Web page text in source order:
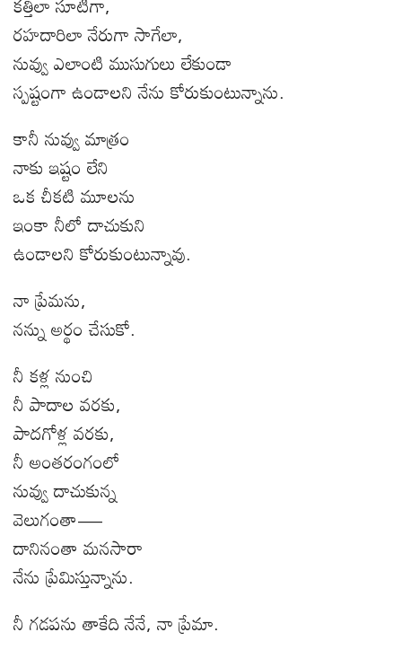
రహదారిలా నేరుగా సాగేలా,
నువ్వు ఎలాంటి ముసుగులు లేకుండా
స్పష్టంగా ఉండాలని నేను కోరుకుంటున్నాను.
కానీ నువ్వు మాత్రం
నాకు ఇష్టం లేని
ఒక చీకటి మూలను
ఇంకా నీలో దాచుకుని
ఉండాలని కోరుకుంటున్నావు.
నా ప్రేమను,
నన్ను అర్థం చేసుకో.
నీ కళ్ల నుంచి
నీ పాదాల వరకు,
పాదగోళ్ల వరకు,
నీ అంతరంగంలో
నువ్వు దాచుకున్న
వెలుగంతా—
దానినంతా మనసారా
నేను ప్రేమిస్తున్నాను.
నీ గడపను తాకేది నేనే, నా ప్రేమా.